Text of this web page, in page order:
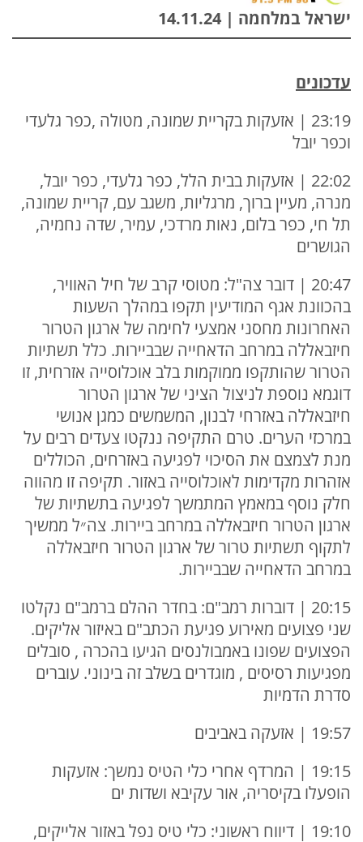
ישראל במלחמה | 14.11.24
עדכונים
23:19 | אזעקות בקריית שמונה, מטולה ,כפר גלעדי
וכפר יובל
22:02 | אזעקות בבית הלל, כפר גלעדי, כפר יובל,
מנרה, מעיין ברוך, מרגליות, משגב עם, קריית שמונה,
תל חי, כפר בלום, נאות מרדכי, עמיר, שדה נחמיה,
הגושרים
20:47 | דובר צה"ל: מטוסי קרב של חיל האוויר,
בהכוונת אגף המודיעין תקפו במהלך השעות
האחרונות מחסני אמצעי לחימה של ארגון הטרור
חיזבאללה במרחב הדאחייה שבביירות. כלל תשתיות
הטרור שהותקפו ממוקמות בלב אוכלוסייה אזרחית, זו
דוגמא נוספת לניצול הציני של ארגון הטרור
חיזבאללה באזרחי לבנון, המשמשים כמגן אנושי
במרכזי הערים. טרם התקיפה ננקטו צעדים רבים על
מנת לצמצם את הסיכוי לפגיעה באזרחים, הכוללים
אזהרות מקדימות לאוכלוסייה באזור. תקיפה זו מהווה
חלק נוסף במאמץ המתמשך לפגיעה בתשתיות של
ארגון הטרור חיזבאללה במרחב ביירות. צה״ל ממשיך
לתקוף תשתיות טרור של ארגון הטרור חיזבאללה
במרחב הדאחייה שבביירות.
20:15 | דוברות רמב"ם: בחדר ההלם ברמב"ם נקלטו
שני פצועים מאירוע פגיעת הכתב"ם באיזור אליקים.
הפצועים שפונו באמבולנסים הגיעו בהכרה , סובלים
מפגיעות רסיסים , מוגדרים בשלב זה בינוני. עוברים
סדרת הדמיות
19:57 | אזעקה באביבים
19:15 | המרדף אחרי כלי הטיס נמשך: אזעקות
הופעלו בקיסריה, אור עקיבא ושדות ים
19:10 | דיווח ראשוני: כלי טיס נפל באזור אלייקים,